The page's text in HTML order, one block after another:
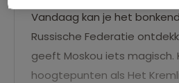
Vandaag kan je het
Russische Federatie
geeft Moskou iets magisch.
hoogtepunten als Het